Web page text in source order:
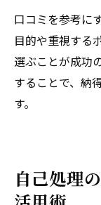
口コミを参考に
目的や重視する
選ぶことが成功
することで、納
す。
自己処理